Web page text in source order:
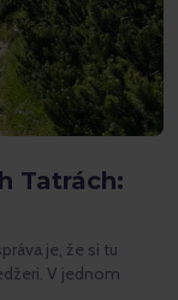
Tatrách:
je, že si tu
V jednom